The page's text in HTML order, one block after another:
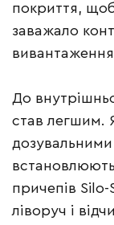
покриття,
заважало
До
став легшим.
причепів Silo-
ліворуч і